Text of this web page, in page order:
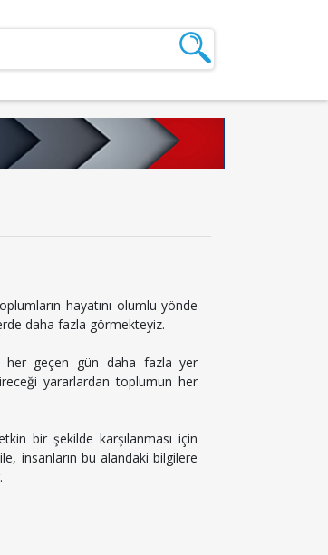
hayatını olumlu yönde
daha fazla görmekteyiz.
her geçen gün daha fazla yer
yararlardan toplumun her
bir şekilde karşılanması için
insanların bu alandaki bilgilere